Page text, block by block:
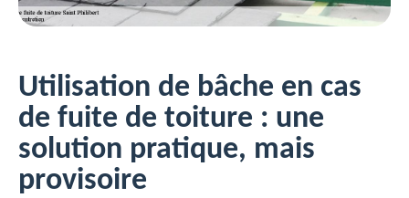
Utilisation de bâche en cas
de fuite de toiture : une
solution pratique, mais
provisoire